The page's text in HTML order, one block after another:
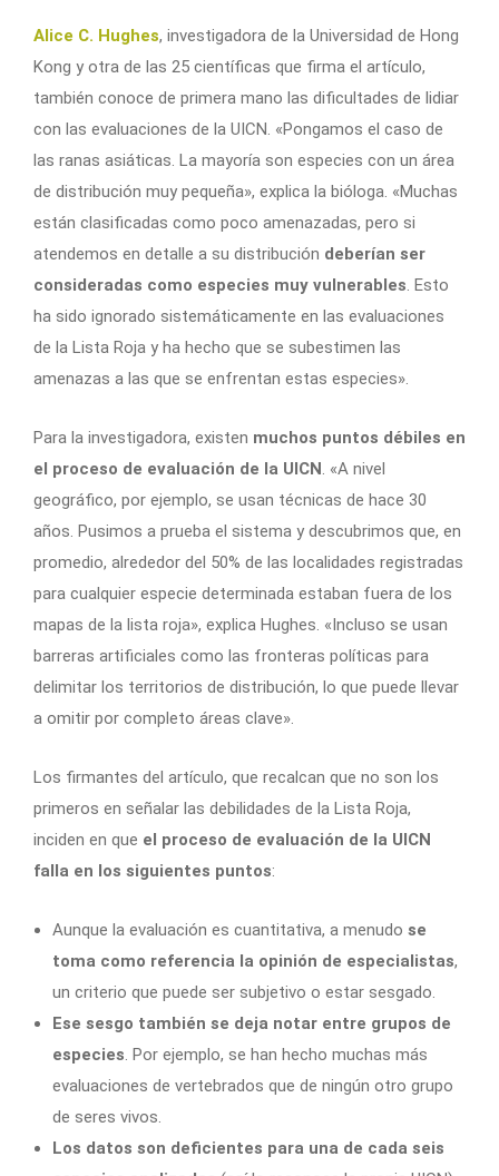
Alice C. Hughes, investigadora de la Universidad de Hong
Kong y otra de las 25 científicas que firma el artículo,
también conoce de primera mano las dificultades de lidiar
con las evaluaciones de la UICN. «Pongamos el caso de
las ranas asiáticas. La mayoría son especies con un área
de distribución muy pequeña», explica la bióloga. «Muchas
están clasificadas como poco amenazadas, pero si
atendemos en detalle a su distribución deberían ser
consideradas como especies muy vulnerables. Esto
ha sido ignorado sistemáticamente en las evaluaciones
de la Lista Roja y ha hecho que se subestimen las
amenazas a las que se enfrentan estas especies».
Para la investigadora, existen muchos puntos débiles en
el proceso de evaluación de la UICN. «A nivel
geográfico, por ejemplo, se usan técnicas de hace 30
años. Pusimos a prueba el sistema y descubrimos que, en
promedio, alrededor del 50% de las localidades registradas
para cualquier especie determinada estaban fuera de los
mapas de la lista roja», explica Hughes. «Incluso se usan
barreras artificiales como las fronteras políticas para
delimitar los territorios de distribución, lo que puede llevar
a omitir por completo áreas clave».
Los firmantes del artículo, que recalcan que no son los
primeros en señalar las debilidades de la Lista Roja,
inciden en que el proceso de evaluación de la UICN
falla en los siguientes puntos:
Aunque la evaluación es cuantitativa, a menudo se
toma como referencia la opinión de especialistas,
un criterio que puede ser subjetivo o estar sesgado.
Ese sesgo también se deja notar entre grupos de
especies. Por ejemplo, se han hecho muchas más
evaluaciones de vertebrados que de ningún otro grupo
de seres vivos.
Los datos son deficientes para una de cada seis